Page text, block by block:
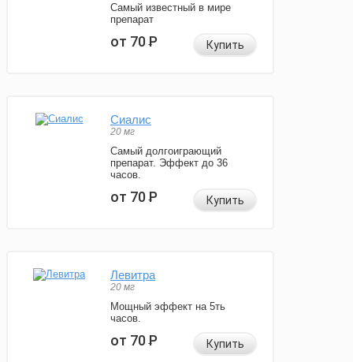
Самый известный в мире
препарат
от 70Р Купить
Сиалис
20 мг
Самый долгоиграющий
препарат. Эффект до 36
часов.
от 70Р Купить
Левитра
20 мг
Мощный эффект на 5ть
часов.
от 70Р Купить